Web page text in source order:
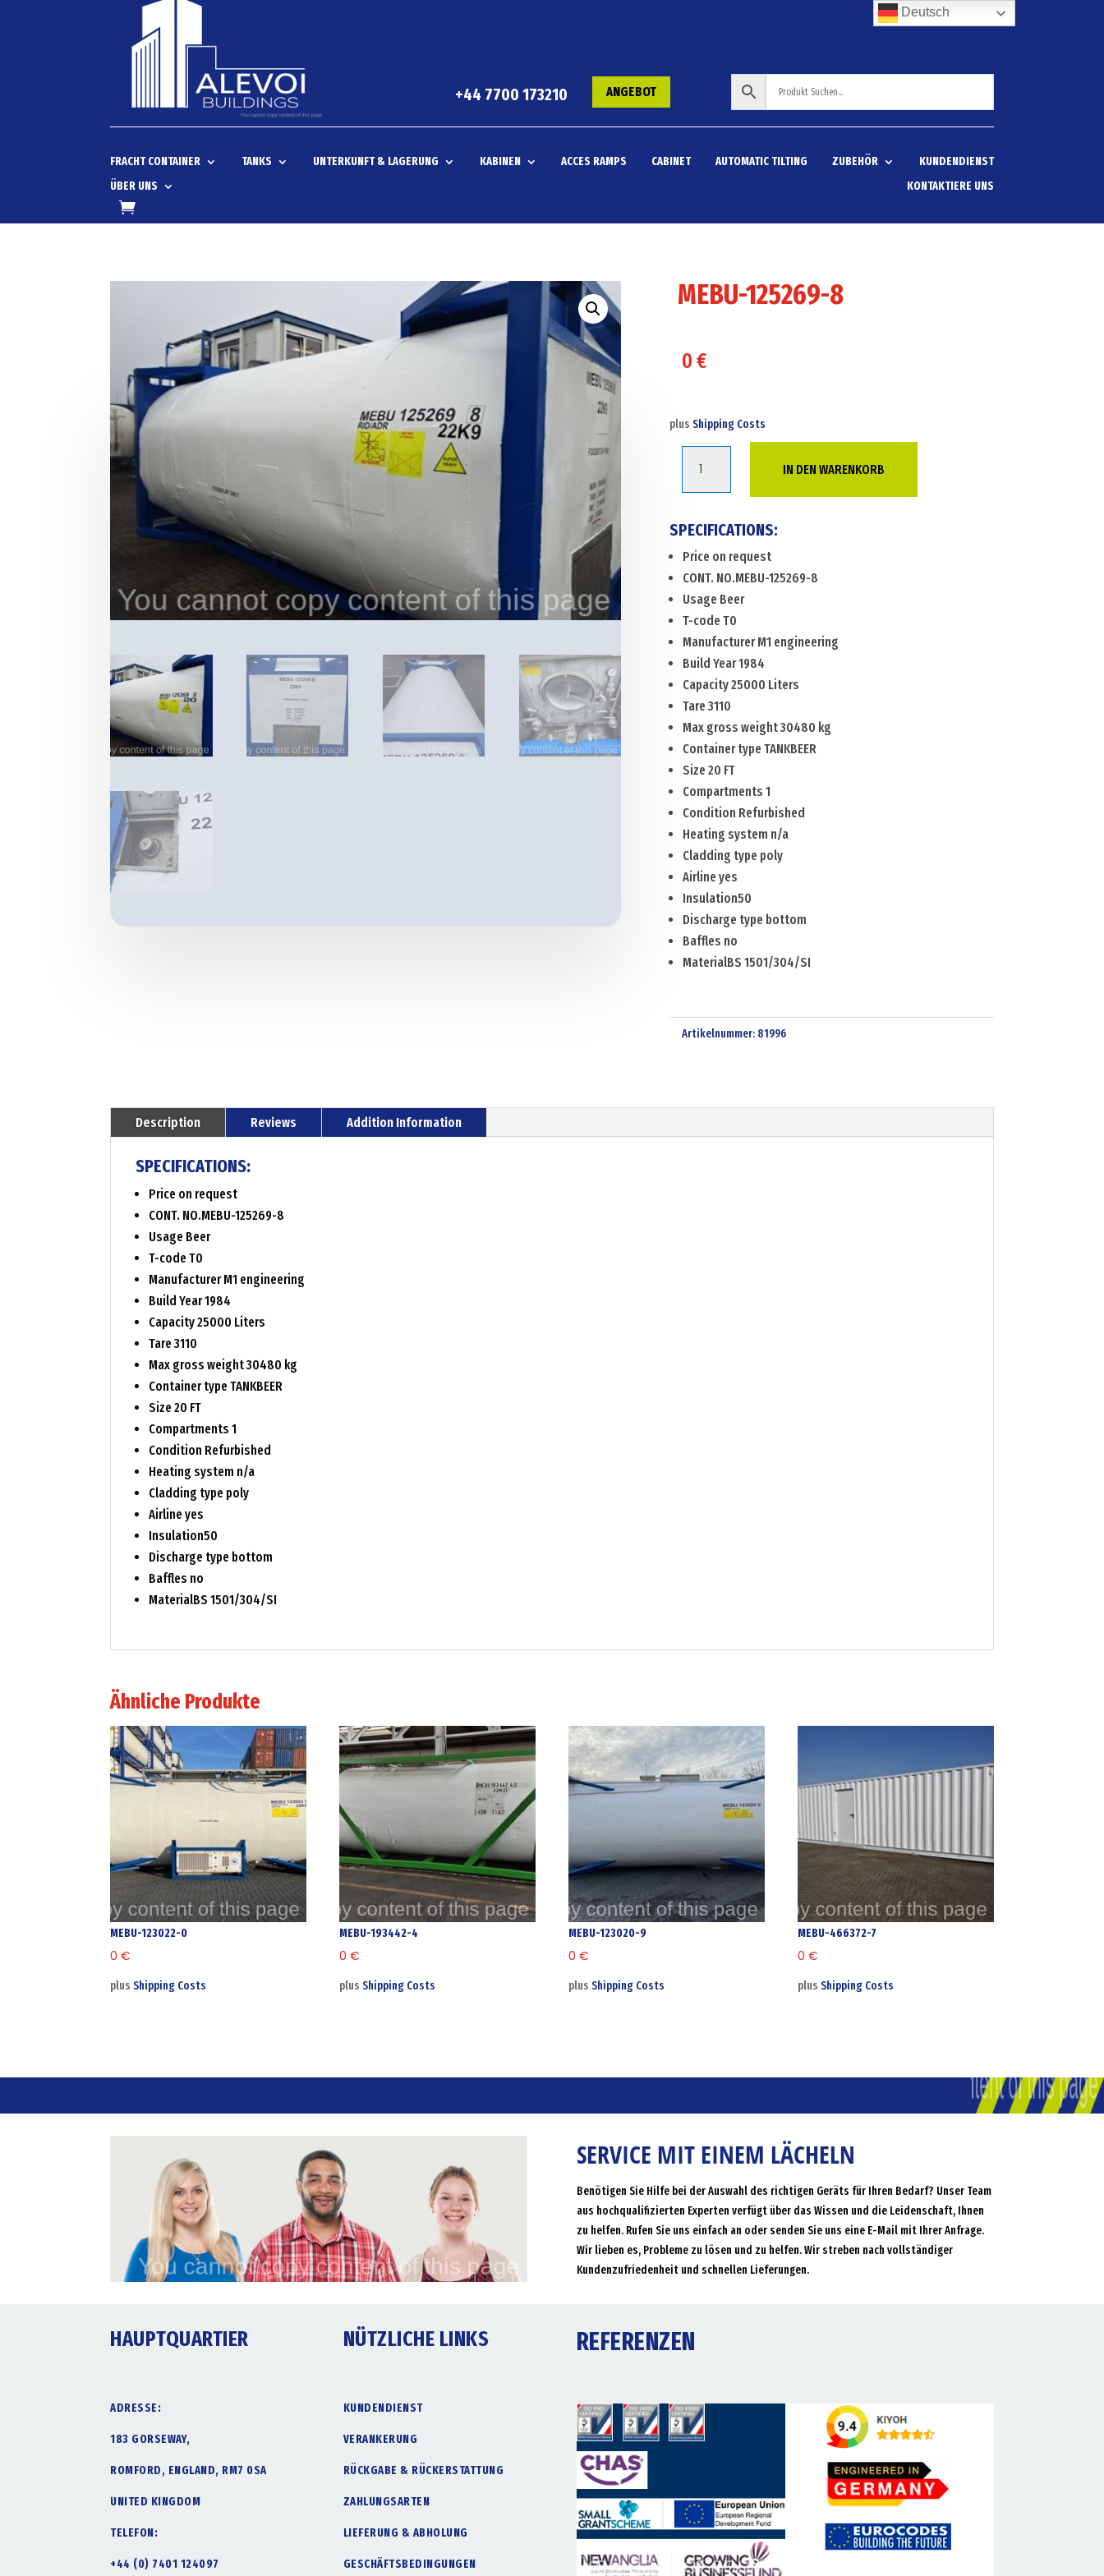
+44 7700 173210 ANGEBOT
FRACHT CONTAINER TANKS UNTERKUNFT & LAGERUNG KABINEN ACCES RAMPS CABINET AUTOMATIC TILTING ZUBEHÖR
KUNDENDIENST
ÜBER UNS
KONTAKTIERE UNS
MEBU-125269-8
0€
plus Shipping Costs
Menge
IN DEN WARENKORB
SPECIFICATIONS:
Price on request
CONT. NO.MEBU-125269-8
Usage Beer
T-code T0
Manufacturer M1 engineering
Build Year 1984
Capacity 25000 Liters
Tare 3110
Max gross weight 30480 kg
Container type TANKBEER
Size 20 FT
Compartments 1
Condition Refurbished
Heating system n/a
Cladding type poly
Airline yes
Insulation50
Discharge type bottom
Baffles no
MaterialBS 1501/304/SI
Artikelnummer: 81996
Description Reviews Addition Information
SPECIFICATIONS:
Price on request
CONT. NO.MEBU-125269-8
Usage Beer
T-code T0
Manufacturer M1 engineering
Build Year 1984
Capacity 25000 Liters
Tare 3110
Max gross weight 30480 kg
Container type TANKBEER
Size 20 FT
Compartments 1
Condition Refurbished
Heating system n/a
Cladding type poly
Airline yes
Insulation50
Discharge type bottom
Baffles no
MaterialBS 1501/304/SI
Ähnliche Produkte
MEBU-123022-0
0€
plusShipping Costs
MEBU-193442-4
0€
plusShipping Costs
MEBU-123020-9
0€
plusShipping Costs
MEBU-466372-7
0€
plusShipping Costs
SERVICE MIT EINEM LÄCHELN
Benötigen Sie Hilfe bei der Auswahl des richtigen Geräts für Ihren Bedarf? Unser Team
aus hochqualifizierten Experten verfügt über das Wissen und die Leidenschaft, Ihnen
zu helfen. Rufen Sie uns einfach an oder senden Sie uns eine E-Mail mit Ihrer Anfrage.
Wir lieben es, Probleme zu lösen und zu helfen. Wir streben nach vollständiger
Kundenzufriedenheit und schnellen Lieferungen.
HAUPTQUARTIER
ADRESSE:
183 GORSEWAY,
ROMFORD, ENGLAND, RM7 0SA
UNITED KINGDOM
TELEFON:
+44 (0) 7401 124097
NÜTZLICHE LINKS
KUNDENDIENST
VERANKERUNG
RÜCKGABE & RÜCKERSTATTUNG
ZAHLUNGSARTEN
LIEFERUNG & ABHOLUNG
GESCHÄFTSBEDINGUNGEN
REFERENZEN
Deutsch